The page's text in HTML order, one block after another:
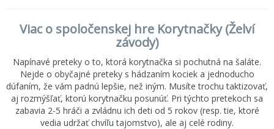
Viac o spoločenskej hre Korytnačky (Želví
závody)
Napínavé preteky o to, ktorá korytnačka si pochutná na šaláte.
Nejde o obyčajné preteky s hádzaním kociek a jednoducho
dúfaním, že vám padnú lepšie, než iným. Musíte trochu taktizovať,
aj rozmýšľať, ktorú korytnačku posunúť. Pri týchto pretekoch sa
zabavia 2-5 hráči a zvládnu ich deti od 5 rokov (resp. tie, ktoré
vedia udržať chvíľu tajomstvo), ale aj celé rodiny.